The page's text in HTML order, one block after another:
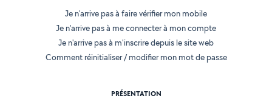
Je n'arrive pas à faire vérifier mon mobile
Je n'arrive pas à me connecter à mon compte
Je n'arrive pas à m'inscrire depuis le site web
Comment réinitialiser / modifier mon mot de passe
PRÉSENTATION